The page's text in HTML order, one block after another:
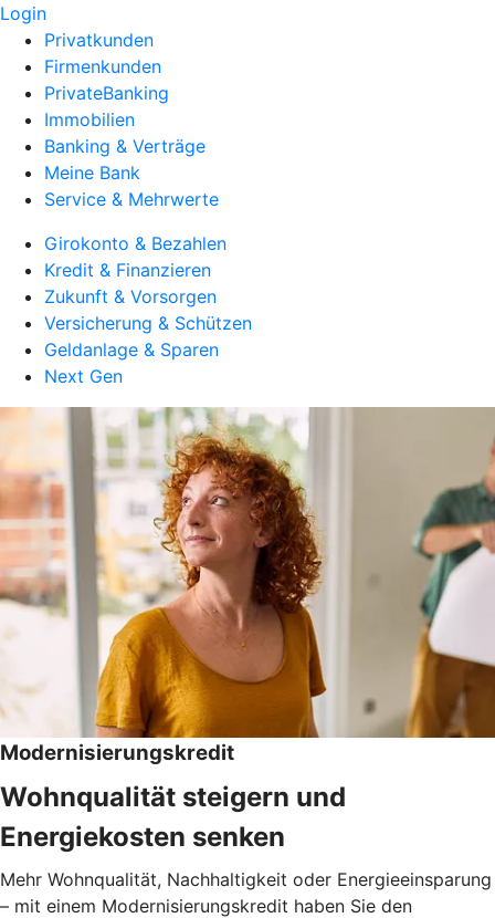
Login
Privatkunden
Firmenkunden
PrivateBanking
Immobilien
Banking & Verträge
Meine Bank
Service & Mehrwerte
Girokonto & Bezahlen
Kredit & Finanzieren
Zukunft & Vorsorgen
Versicherung & Schützen
Geldanlage & Sparen
Next Gen
Modernisierungskredit
Wohnqualität steigern und
Energiekosten senken
Mehr Wohnqualität, Nachhaltigkeit oder Energieeinsparung
– mit einem Modernisierungskredit haben Sie den